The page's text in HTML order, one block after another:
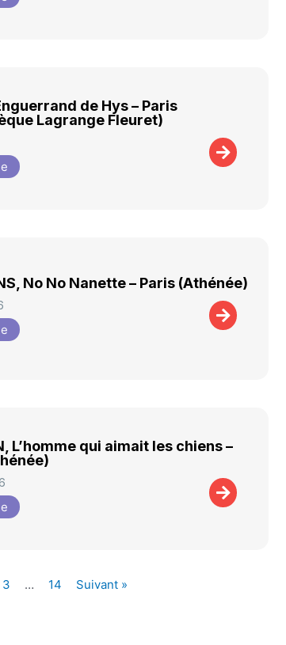
de Hys – Paris
Lagrange Fleuret)
No No Nanette – Paris (Athénée)
L’homme qui aimait les chiens –
3 … 14 Suivant »